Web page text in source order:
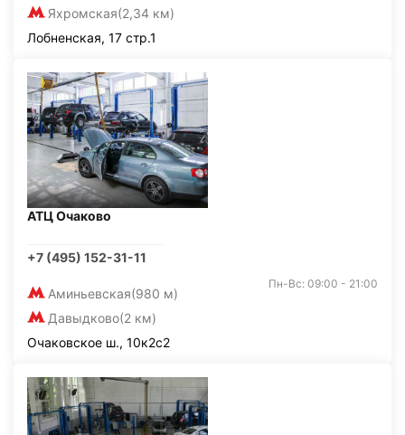
Яхромская(2,34 км)
Лобненская, 17 стр.1
АТЦ Очаково
+7 (495) 152-31-11
Аминьевская(980 м)
Давыдково(2 км)
Пн-Вс: 09:00 - 21:00
Очаковское ш., 10к2с2